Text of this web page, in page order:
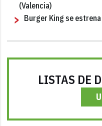
(Valencia)
Burger King se
LISTAS DE